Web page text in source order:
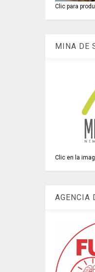
Clic para
MINA DE
Clic en la
AGENCIA